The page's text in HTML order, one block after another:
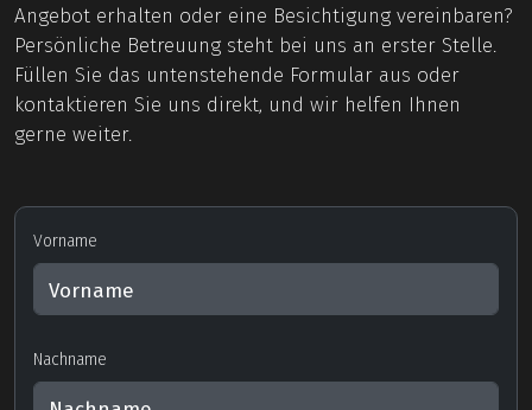
Angebot erhalten oder eine Besichtigung vereinbaren?
Persönliche Betreuung steht bei uns an erster Stelle.
Füllen Sie das untenstehende Formular aus oder
kontaktieren Sie uns direkt, und wir helfen Ihnen
gerne weiter.
Vorname
Nachname